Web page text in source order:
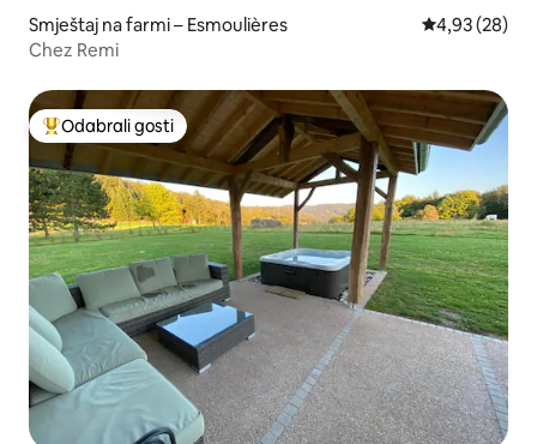
Smještaj na farmi – Esmoulières Prosječna
4,93 (28)
Chez Remi
Među najviše rangiranima s oznakom „Odabrali gosti”
Odabrali gosti